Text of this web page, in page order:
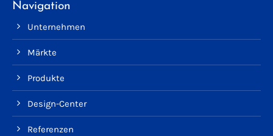
Navigation
Unternehmen
Märkte
Produkte
Design-Center
Referenzen